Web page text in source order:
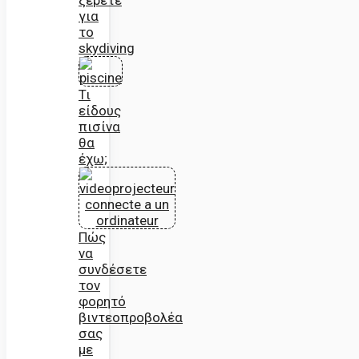
για
το
skydiving
Τι
είδους
πισίνα
θα
έχω;
Πώς
να
συνδέσετε
τον
φορητό
βιντεοπροβολέα
σας
με